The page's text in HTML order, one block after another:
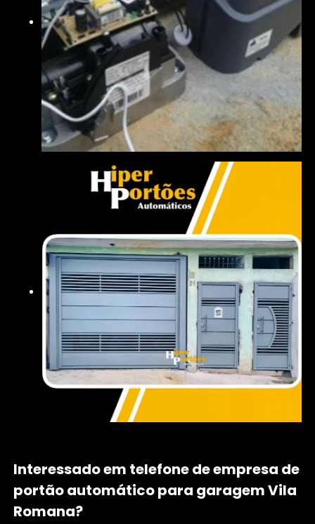
Interessado em telefone de empresa de
portão automático para garagem Vila
Romana?